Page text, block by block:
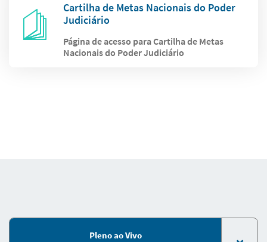
Cartilha de Metas Nacionais do Poder
Judiciário
Página de acesso para Cartilha de Metas
Nacionais do Poder Judiciário
Pleno ao Vivo